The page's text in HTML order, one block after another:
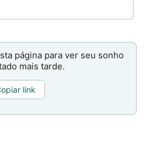
página para ver seu sonho
mais tarde.
link